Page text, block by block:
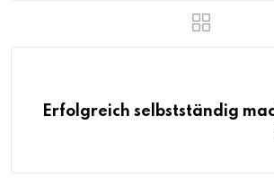
Erfolgreich selbstständig